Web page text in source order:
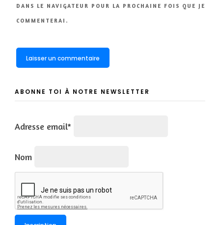
DANS LE NAVIGATEUR POUR LA PROCHAINE FOIS QUE JE
COMMENTERAI.
ABONNE TOI À NOTRE NEWSLETTER
Adresse email*
Nom